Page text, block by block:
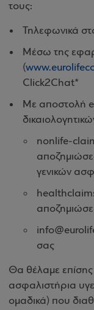
τους:
Τηλεφωνικά
Μέσω της
(
Click2Chat*
Με αποστολή
nonlife-
γενικών
σας
Θα θέλαμε επίσης
ασφαλιστήρια
ομαδικά) που